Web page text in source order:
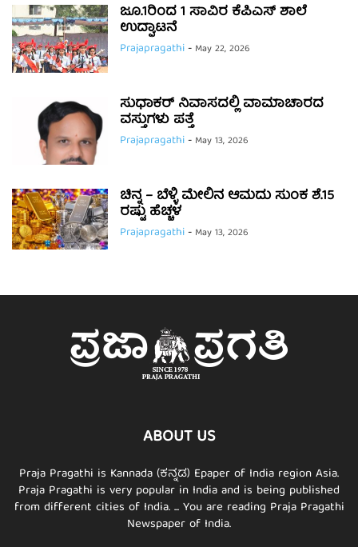
ಜೂ.1ರಿಂದ 1 ಸಾವಿರ ಕೆಪಿಎಸ್ ಶಾಲೆ
ಉದ್ಘಾಟನೆ
Prajapragathi- May 22, 2026
ಸುಧಾಕರ್ ನಿವಾಸದಲ್ಲಿ ವಾಮಾಚಾರದ
ವಸ್ತುಗಳು ಪತ್ತೆ
Prajapragathi- May 13, 2026
ಚಿನ್ನ – ಬೆಳ್ಳಿ ಮೇಲಿನ ಆಮದು ಸುಂಕ ಶೆ.15
ರಷ್ಟು ಹೆಚ್ಚಳ
Prajapragathi- May 13, 2026
ABOUT US
Praja Pragathi is Kannada (ಕನ್ನಡ) Epaper of India region Asia.
Praja Pragathi is very popular in India and is being published
from different cities of India. ... You are reading Praja Pragathi
Newspaper of India.